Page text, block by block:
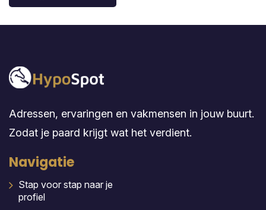
Adressen, ervaringen en vakmensen in jouw buurt.
Zodat je paard krijgt wat het verdient.
Navigatie
Stap voor stap naar je
profiel